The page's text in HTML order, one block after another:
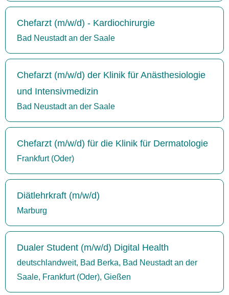
Chefarzt (m/w/d) - Kardiochirurgie
Bad Neustadt an der Saale
Chefarzt (m/w/d) der Klinik für Anästhesiologie
und Intensivmedizin
Bad Neustadt an der Saale
Chefarzt (m/w/d) für die Klinik für Dermatologie
Frankfurt (Oder)
Diätlehrkraft (m/w/d)
Marburg
Dualer Student (m/w/d) Digital Health
deutschlandweit, Bad Berka, Bad Neustadt an der
Saale, Frankfurt (Oder), Gießen